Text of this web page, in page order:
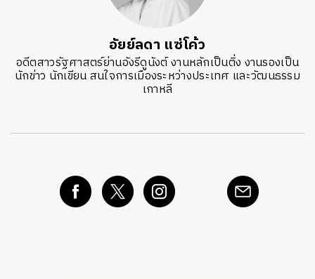
อัยย์ลดา แซ่โค้ว
อดีตสาวรัฐศาสตร์ย่านอังรีดูนังต์ งานหลักเป็นติ่ง งานรองเป็น
นักข่าว นักเขียน สนใจการเมืองระหว่างประเทศ และวัฒนธรรม
เกาหลี